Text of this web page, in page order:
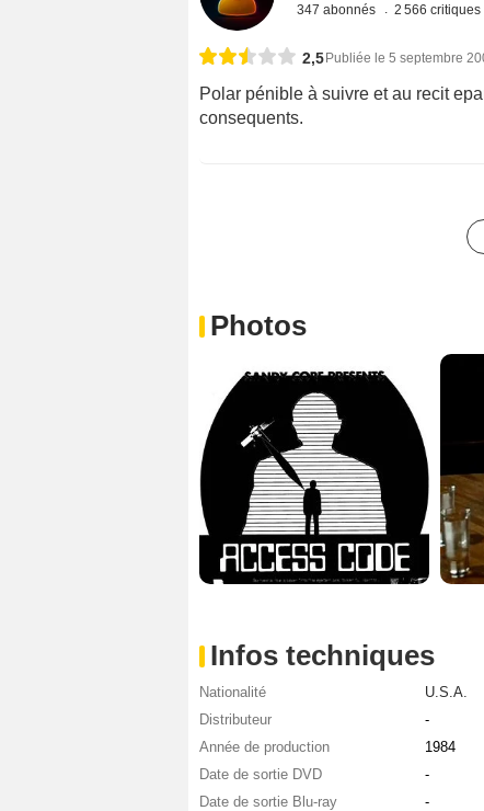
347 abonnés 2 566 critiques
2,5Publiée le 5 septembre
Polar pénible à suivre et au recit
consequents.
Photos
Infos techniques
Nationalité
U.S.A.
Distributeur
-
Année de production
1984
Date de sortie DVD
-
Date de sortie Blu-ray
-